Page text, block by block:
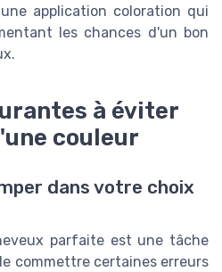
application coloration qui
les chances d'un bon
à éviter
couleur
dans votre choix
parfaite est une tâche
commettre certaines erreurs